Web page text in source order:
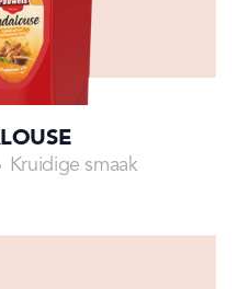
Kruidige smaak